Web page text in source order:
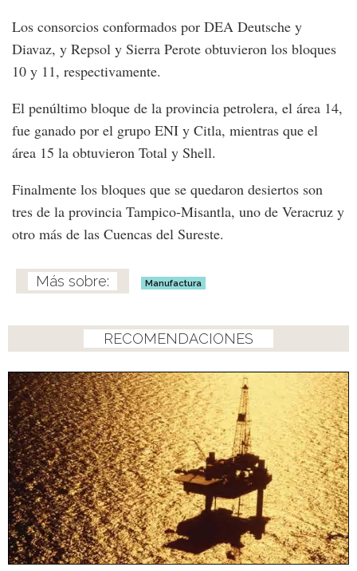
Los consorcios conformados por DEA Deutsche y
Diavaz, y Repsol y Sierra Perote obtuvieron los bloques
10 y 11, respectivamente.
El penúltimo bloque de la provincia petrolera, el área 14,
fue ganado por el grupo ENI y Citla, mientras que el
área 15 la obtuvieron Total y Shell.
Finalmente los bloques que se quedaron desiertos son
tres de la provincia Tampico-Misantla, uno de Veracruz y
otro más de las Cuencas del Sureste.
Manufactura
RECOMENDACIONES